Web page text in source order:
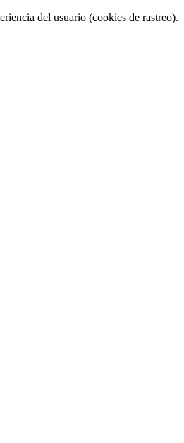
del usuario (cookies de rastreo).